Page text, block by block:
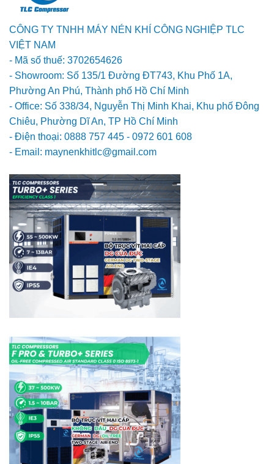
CÔNG TY TNHH MÁY NÉN KHÍ CÔNG NGHIỆP TLC
VIỆT NAM
- Mã số thuế: 3702654626
- Showroom: Số 135/1 Đường ĐT743, Khu Phố 1A,
Phường An Phú, Thành phố Hồ Chí Minh
- Office: Số 338/34, Nguyễn Thị Minh Khai, Khu phố Đông
Chiêu, Phường Dĩ An, TP Hồ Chí Minh
- Điện thoại: 0888 757 445 - 0972 601 608
- Email: maynenkhitlc@gmail.com